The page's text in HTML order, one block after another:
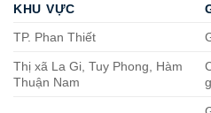
KHU VỰC
TP. Phan Thiết
Thị xã La Gi, Tuy Phong, Hàm
Thuận Nam